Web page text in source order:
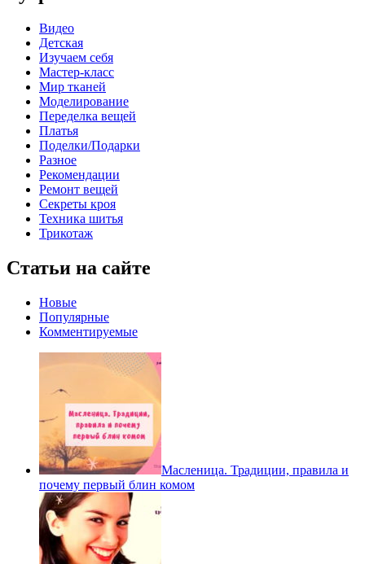
Видео
Детская
Изучаем себя
Мастер-класс
Мир тканей
Моделирование
Переделка вещей
Платья
Поделки/Подарки
Разное
Рекомендации
Ремонт вещей
Секреты кроя
Техника шитья
Трикотаж
Статьи на сайте
Новые
Популярные
Комментируемые
Масленица. Традиции, правила и
почему первый блин комом